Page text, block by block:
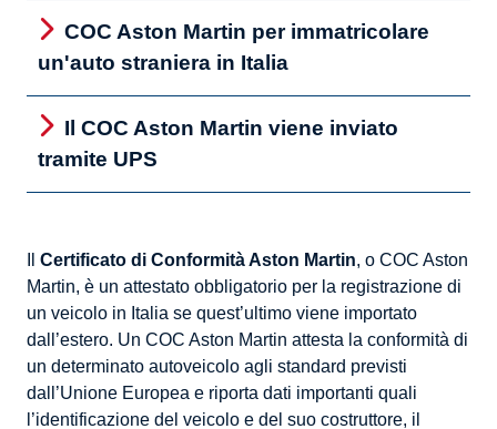
COC Aston Martin per immatricolare
un'auto straniera in Italia
Il COC Aston Martin viene inviato
tramite UPS
Certificato di Conformità Aston Martin, o COC Aston
Martin, è un attestato obbligatorio per la registrazione di
un veicolo in Italia se quest’ultimo viene importato
dall’estero. Un COC Aston Martin attesta la conformità di
un determinato autoveicolo agli standard previsti
dall’Unione Europea e riporta dati importanti quali
l’identificazione del veicolo e del suo costruttore, il